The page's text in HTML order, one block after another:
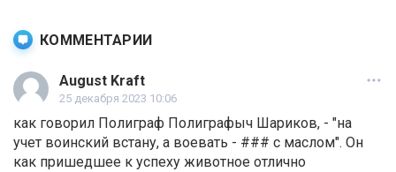
КОММЕНТАРИИ
August Kraft
25 декабря 2023 10:06
как говорил Полиграф Полиграфыч Шариков, - "на
учет воинский встану, а воевать - ### с маслом". Он
как пришедшее к успеху животное отлично